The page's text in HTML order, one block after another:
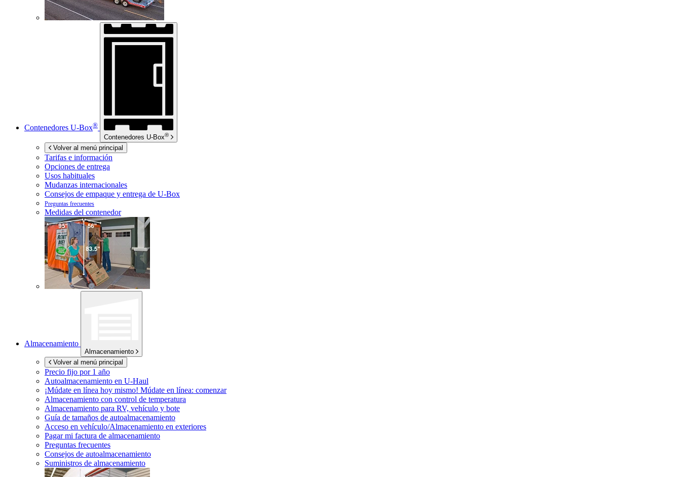
Contenedores U-Box®
Contenedores U-Box®
Volver al menú principal
Tarifas e información
Opciones de entrega
Usos habituales
Mudanzas internacionales
Consejos de empaque y entrega de U-Box
Preguntas frecuentes
Medidas del contenedor
Almacenamiento
Almacenamiento
Volver al menú principal
Precio fijo por 1 año
Autoalmacenamiento en U-Haul
¡Múdate en línea hoy mismo! Múdate en línea: comenzar
Almacenamiento con control de temperatura
Almacenamiento para RV, vehículo y bote
Guía de tamaños de autoalmacenamiento
Acceso en vehículo/Almacenamiento en exteriores
Pagar mi factura de almacenamiento
Preguntas frecuentes
Consejos de autoalmacenamiento
Suministros de almacenamiento